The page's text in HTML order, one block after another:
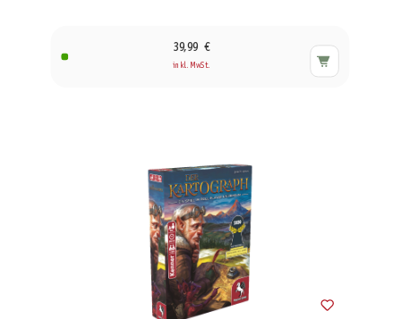
39,99 €
inkl. MwSt.